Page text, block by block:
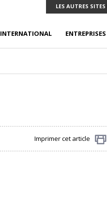
LES AUTRES
INTERNATIONAL ENTREPRISES
Imprimer cet article